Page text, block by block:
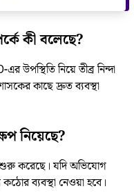
কী বলেছে?
উপস্থিতি নিয়ে তীব্র নিন্দা
কাছে দ্রুত ব্যবস্থা
নিয়েছে?
শুরু করেছে। যদি অভিযোগ
কঠোর ব্যবস্থা নেওয়া হবে।